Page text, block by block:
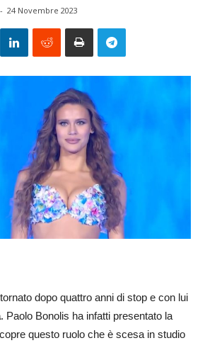
- 24 Novembre 2023
dopo quattro anni di stop e con lui
. Paolo Bonolis ha infatti presentato la
questo ruolo che è scesa in studio